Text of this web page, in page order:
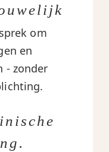
om
en
- zonder